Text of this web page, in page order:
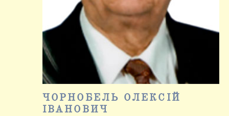
ЧОРНОБЕЛЬ ОЛЕКСІЙ
ІВАНОВИЧ